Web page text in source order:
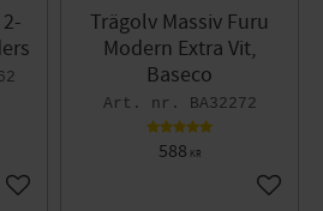
Lägg till i favoriter
Trägolv Massiv Furu
Modern Extra Vit,
Baseco
BA32272
588 KR
Lägg